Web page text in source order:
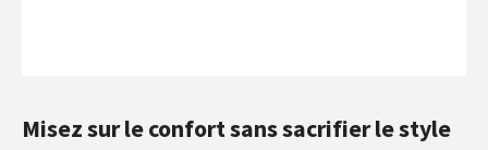
Misez sur le confort sans sacrifier le style